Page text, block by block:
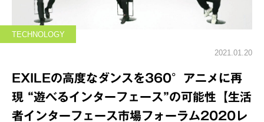
TECHNOLOGY
2021.01.20
EXILEの高度なダンスを360°アニメに再
現 “遊べるインターフェース”の可能性【生活
者インターフェース市場フォーラム2020レ